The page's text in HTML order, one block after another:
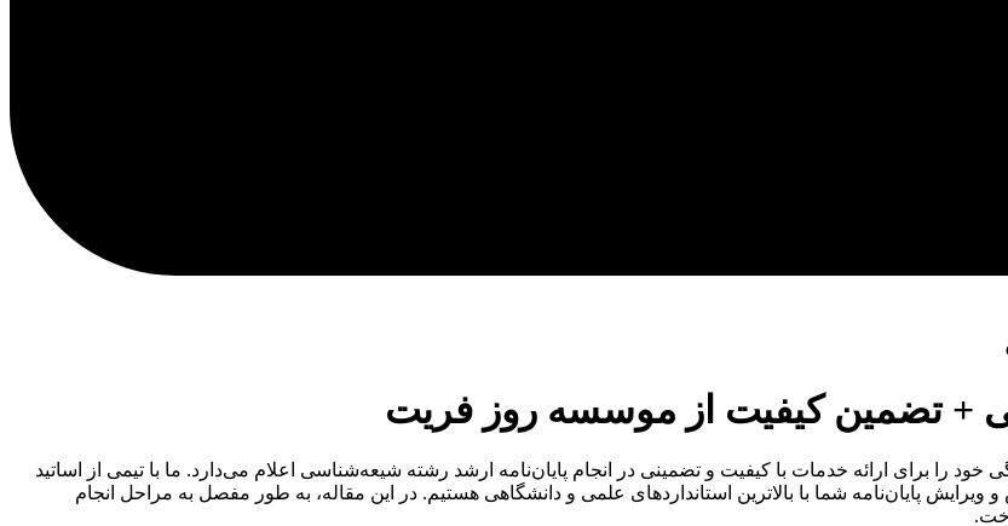
+ تضمین کیفیت از موسسه روز فریت
را برای ارائه خدمات با کیفیت و تضمینی در انجام پایان‌نامه ارشد رشته شیعه‌شناسی اعلام می‌دارد. ما با تیمی از اساتید
پایان‌نامه شما با بالاترین استانداردهای علمی و دانشگاهی هستیم. در این مقاله، به طور مفصل به مراحل انجام